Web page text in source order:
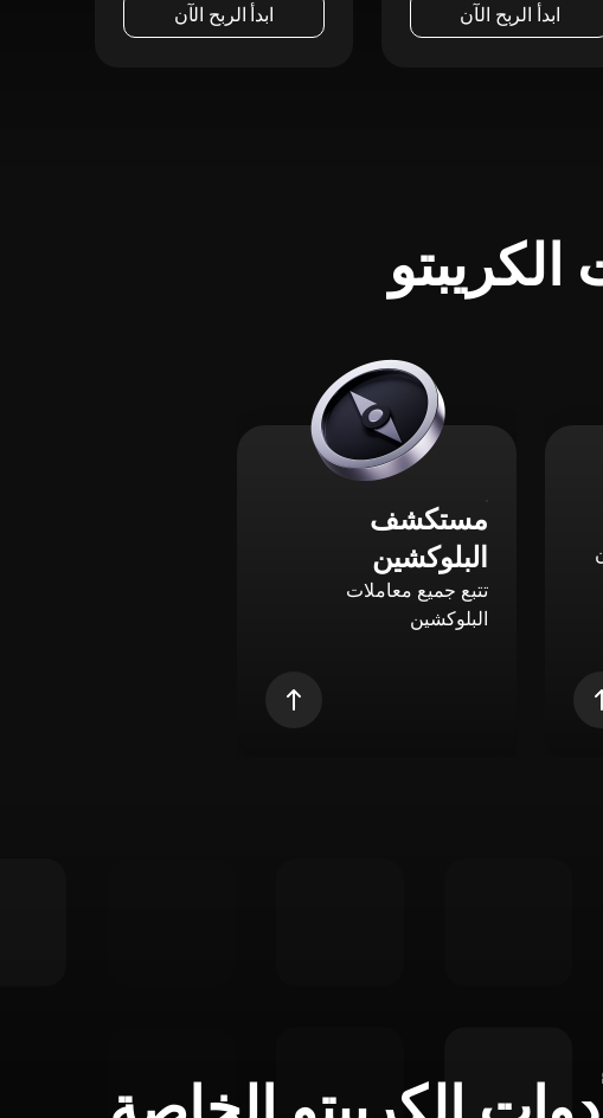
ابدأ الربح الآن ابدأ الربح الآن
مستكشف
البلوكشين
تتبع جميع معاملات
البلوكشين